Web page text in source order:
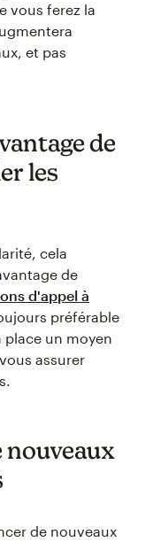
vous ferez la
et pas
de
les
cela
de
d'appel à
préférable
place un moyen
assurer
nouveaux
de nouveaux